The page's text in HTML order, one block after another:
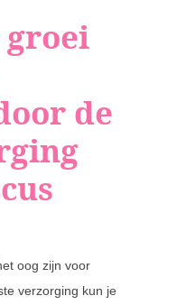
groei
de
oog zijn voor
verzorging kun je